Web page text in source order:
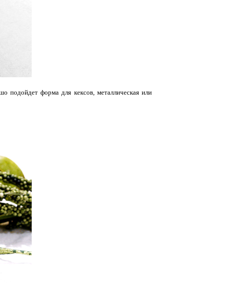
подойдет форма для кексов, металлическая или